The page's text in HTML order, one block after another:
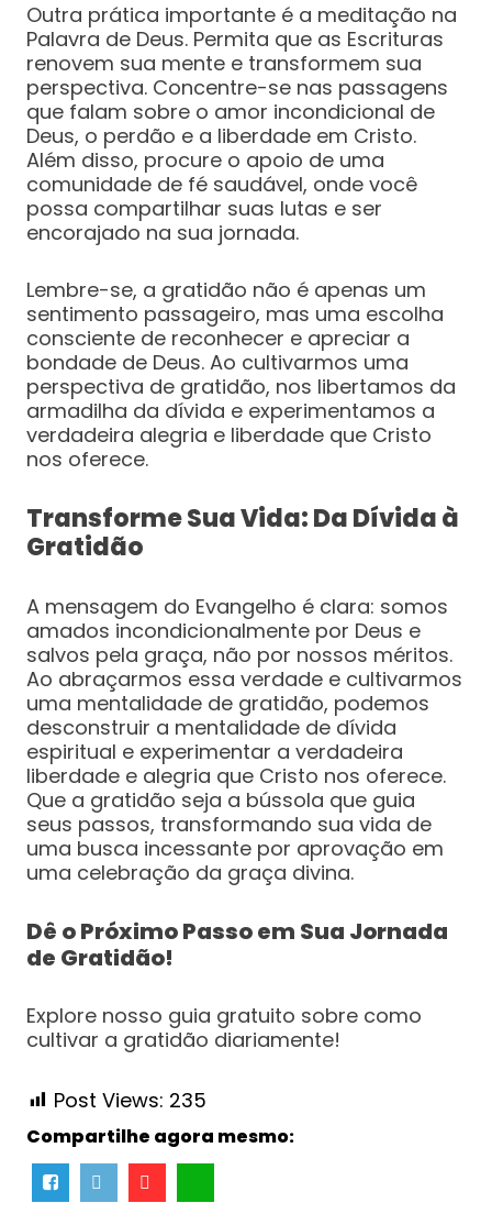
Outra prática importante é a meditação na
Palavra de Deus. Permita que as Escrituras
renovem sua mente e transformem sua
perspectiva. Concentre-se nas passagens
que falam sobre o amor incondicional de
Deus, o perdão e a liberdade em Cristo.
Além disso, procure o apoio de uma
comunidade de fé saudável, onde você
possa compartilhar suas lutas e ser
encorajado na sua jornada.
Lembre-se, a gratidão não é apenas um
sentimento passageiro, mas uma escolha
consciente de reconhecer e apreciar a
bondade de Deus. Ao cultivarmos uma
perspectiva de gratidão, nos libertamos da
armadilha da dívida e experimentamos a
verdadeira alegria e liberdade que Cristo
nos oferece.
Transforme Sua Vida: Da Dívida à
Gratidão
A mensagem do Evangelho é clara: somos
amados incondicionalmente por Deus e
salvos pela graça, não por nossos méritos.
Ao abraçarmos essa verdade e cultivarmos
uma mentalidade de gratidão, podemos
desconstruir a mentalidade de dívida
espiritual e experimentar a verdadeira
liberdade e alegria que Cristo nos oferece.
Que a gratidão seja a bússola que guia
seus passos, transformando sua vida de
uma busca incessante por aprovação em
uma celebração da graça divina.
Dê o Próximo Passo em Sua Jornada
de Gratidão!
Explore nosso guia gratuito sobre como
cultivar a gratidão diariamente!
Post Views: 235
Compartilhe agora mesmo: